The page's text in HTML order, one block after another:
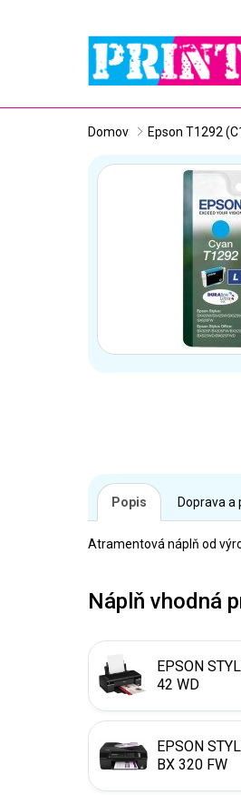
Domov Epson T1292
Popis Doprava a
Atramentová náplň od
Náplň vhodná
EPSON
42 WD
EPSON
BX 320 FW